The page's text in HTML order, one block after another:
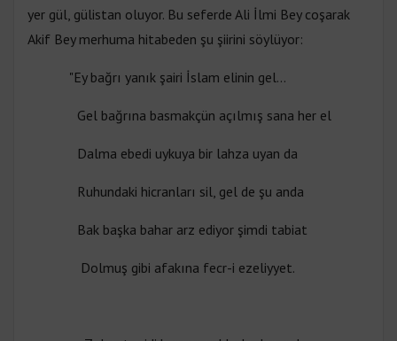
yer gül, gülistan oluyor. Bu seferde Ali İlmi Bey coşarak
Akif Bey merhuma hitabeden şu şiirini söylüyor:
"Ey bağrı yanık şairi İslam elinin gel...
Gel bağrına basmakçün açılmış sana her el
Dalma ebedi uykuya bir lahza uyan da
Ruhundaki hicranları sil, gel de şu anda
Bak başka bahar arz ediyor şimdi tabiat
Dolmuş gibi afakına fecr-i ezeliyyet.